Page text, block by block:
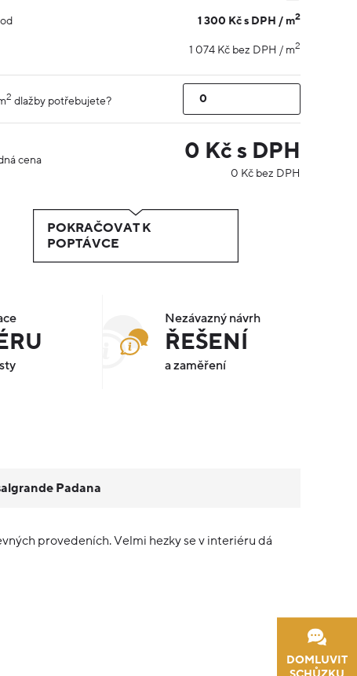
DOMLUVIT
1 300 Kč s DPH / m2
1 074 Kč bez DPH / m2
2 dlažby potřebujete?
cena 0 Kč s DPH
0 Kč bez DPH
POKRAČOVAT K
POPTÁVCE
Nezávazný návrh
ŘEŠENÍ
a zaměření
Padana
provedeních. Velmi hezky se v interiéru dá